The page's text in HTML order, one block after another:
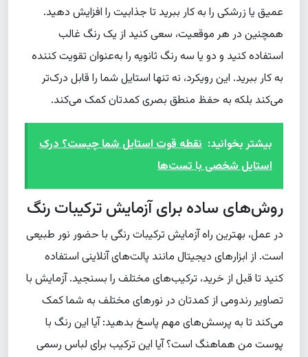
عمیق یا زرشکی را به کار ببرید تا جذابیت را افزایش دهید.
همچنین در هر موقعیت، سعی کنید از یک رنگ غالب
استفاده کنید و دو یا سه رنگ ثانویه را به‌عنوان تقویت کننده
به کار ببرید. این رویکرد، نه تنها استایل شما را قابل درک‌تر
می‌کند بلکه به حفظ منطق بصری کمدتان کمک می‌کند.
بیشتر بخوانید: نقطه قوت استایل شما چیست؟ درک
استایل شخصی با تست‌ها
روش‌های ساده برای آزمایش ترکیبات رنگ
در عمل، بهترین راه آزمایش ترکیبات رنگی با حضور نور طبیعی
است. از ابزارهای دیجیتال مانند پالت‌های آنلاینی استفاده
کنید تا قبل از خرید، ترکیب‌های مختلف را بسنجید. آزمایش با
تصاویر رندومی از کمدتان در نورهای مختلف به شما کمک
می‌کند تا به پرسش‌های مهم پاسخ بدهید: آیا این رنگ با
پوست من هماهنگ است؟ آیا این ترکیب برای لباس رسمی